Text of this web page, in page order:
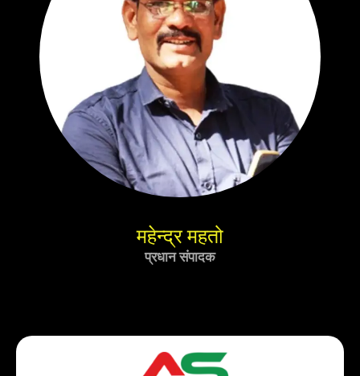
महेन्द्र महतो
प्रधान संपादक